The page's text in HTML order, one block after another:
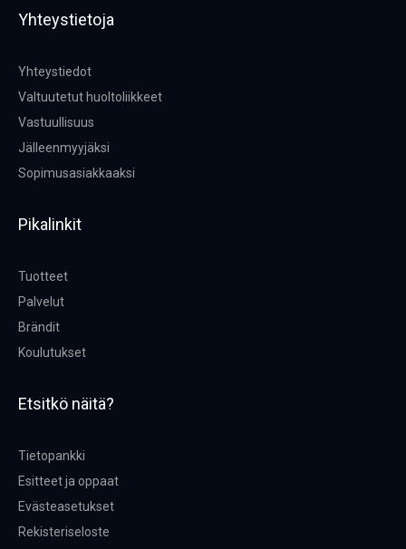
Yhteystietoja
Yhteystiedot
Valtuutetut huoltoliikkeet
Vastuullisuus
Jälleenmyyjäksi
Sopimusasiakkaaksi
Pikalinkit
Tuotteet
Palvelut
Brändit
Koulutukset
Etsitkö näitä?
Tietopankki
Esitteet ja oppaat
Evästeasetukset
Rekisteriseloste